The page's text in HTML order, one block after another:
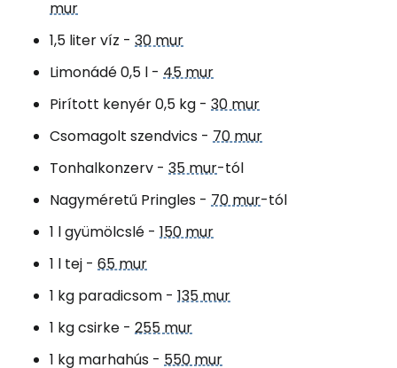
mur
1,5 liter víz - 30 mur
Limonádé 0,5 l - 45 mur
Pirított kenyér 0,5 kg - 30 mur
Csomagolt szendvics - 70 mur
Tonhalkonzerv - 35 mur-tól
Nagyméretű Pringles - 70 mur-tól
1 l gyümölcslé - 150 mur
1 l tej - 65 mur
1 kg paradicsom - 135 mur
1 kg csirke - 255 mur
1 kg marhahús - 550 mur